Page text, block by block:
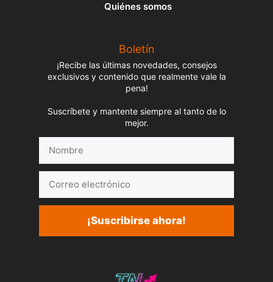
Quiénes somos
Boletín
¡Recibe las últimas novedades, consejos
exclusivos y contenido que realmente vale la
pena!
Suscríbete y mantente siempre al tanto de lo
mejor.
electrónico
¡Suscribirse ahora!